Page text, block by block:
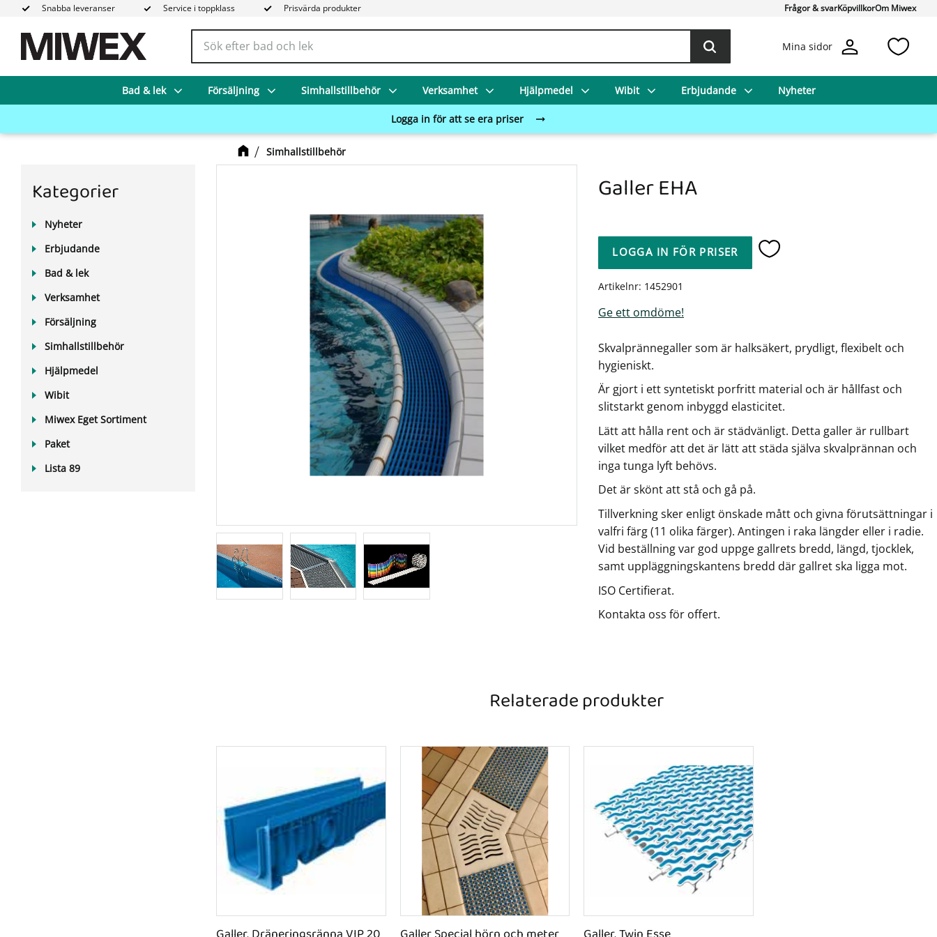
Snabba leveranser Service i toppklass Prisvärda produkter Frågor & svarKöpvillkorOm Miwex
Mina sidor
Bad & lek Försäljning Simhallstillbehör Verksamhet Hjälpmedel Wibit Erbjudande Nyheter
Logga in för att se era priser
Simhallstillbehör
Galler EHA
LOGGA IN FÖR PRISER Lägg till i favoriter
Artikelnr 1452901
Ge ett omdöme!
Skvalprännegaller som är halksäkert, prydligt, flexibelt och
hygieniskt.
Är gjort i ett syntetiskt porfritt material och är hållfast och
slitstarkt genom inbyggd elasticitet.
Lätt att hålla rent och är städvänligt. Detta galler är rullbart
vilket medför att det är lätt att städa själva skvalprännan och
inga tunga lyft behövs.
Det är skönt att stå och gå på.
Tillverkning sker enligt önskade mått och givna förutsättningar i
valfri färg (11 olika färger). Antingen i raka längder eller i radie.
Vid beställning var god uppge gallrets bredd, längd, tjocklek,
samt uppläggningskantens bredd där gallret ska ligga mot.
ISO Certifierat.
Kontakta oss för offert.
Relaterade produkter
Kategorier
Nyheter
Erbjudande
Bad & lek
Verksamhet
Försäljning
Simhallstillbehör
Hjälpmedel
Wibit
Miwex Eget Sortiment
Paket
Lista 89